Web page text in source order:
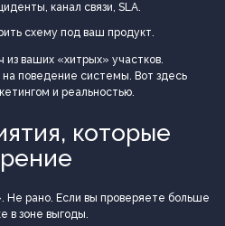
канал связи, SLA.
схему под ваш продукт.
ваших «хитрых» участков.
поведение системы. Вот здесь
и реальностью.
которые
Не рано. Если вы проверяете больше
в зоне выгоды.